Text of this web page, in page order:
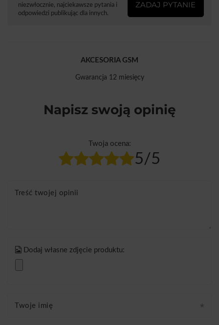
niezwłocznie, najciekawsze pytania i
odpowiedzi publikując dla innych.
ZADAJ PYTANIE
AKCESORIA GSM
Gwarancja 12 miesięcy
Napisz swoją opinię
Twoja ocena:
5/5
Treść twojej opinii
Dodaj własne zdjęcie produktu:
Twoje imię